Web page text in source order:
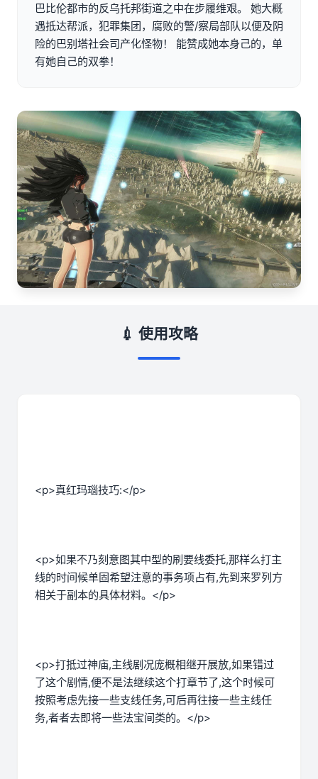
巴比伦都市的反乌托邦街道之中在步履维艰。 她大概
遇抵达帮派，犯罪集团，腐败的警/察局部队以便及阴
险的巴别塔社会司产化怪物！ 能赞成她本身己的，单
有她自己的双拳！
💉 使用攻略
<p>真红玛瑙技巧:</p>
<p>如果不乃刻意图其中型的刷要线委托,那样么打主
线的时间候单固希望注意的事务项占有,先到来罗列方
相关于副本的具体材料。</p>
<p>打抵过神庙,主线剧况庞概相继开展放,如果错过
了这个剧情,便不是法继续这个打章节了,这个时候可
按照考虑先接一些支线任务,可后再往接一些主线任
务,者者去即将一些法宝间类的。</p>